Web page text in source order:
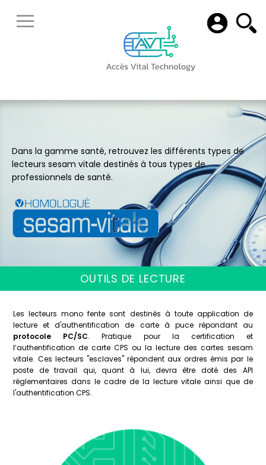
Dans la gamme santé, retrouvez les différents types de
lecteurs sesam vitale destinés à tous types de
professionnels de santé.
OUTILS DE LECTURE
Les lecteurs mono fente sont destinés à toute application de
lecture et d'authentification de carte à puce répondant au
protocole PC/SC. Pratique pour la certification et
l’authentification de carte CPS ou la lecture des cartes sesam
vitale. Ces lecteurs "esclaves" répondent aux ordres émis par le
poste de travail qui, quant à lui, devra être doté des API
réglementaires dans le cadre de la lecture vitale ainsi que de
l'authentification CPS.